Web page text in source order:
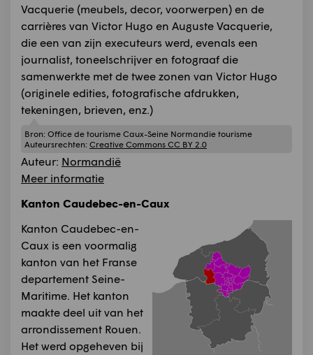
Vacquerie (meubels, decor, voorwerpen) en de
carrières van Victor Hugo en Auguste Vacquerie,
die een van zijn executeurs werd, evenals een
journalist, toneelschrijver en fotograaf die
samenwerkte met de twee zonen van Victor Hugo
(originele edities, fotografische afdrukken,
tekeningen, brieven, enz.)
Bron: Office de tourisme Caux-Seine Normandie tourisme
Auteursrechten: Creative Commons CC BY 2.0
Auteur: Normandië
Meer informatie
Kanton Caudebec-en-Caux
Kanton Caudebec-en-
Caux is een voormalig
kanton van het Franse
departement Seine-
Maritime. Het kanton
maakte deel uit van het
arrondissement Rouen.
Het werd opgeheven bij